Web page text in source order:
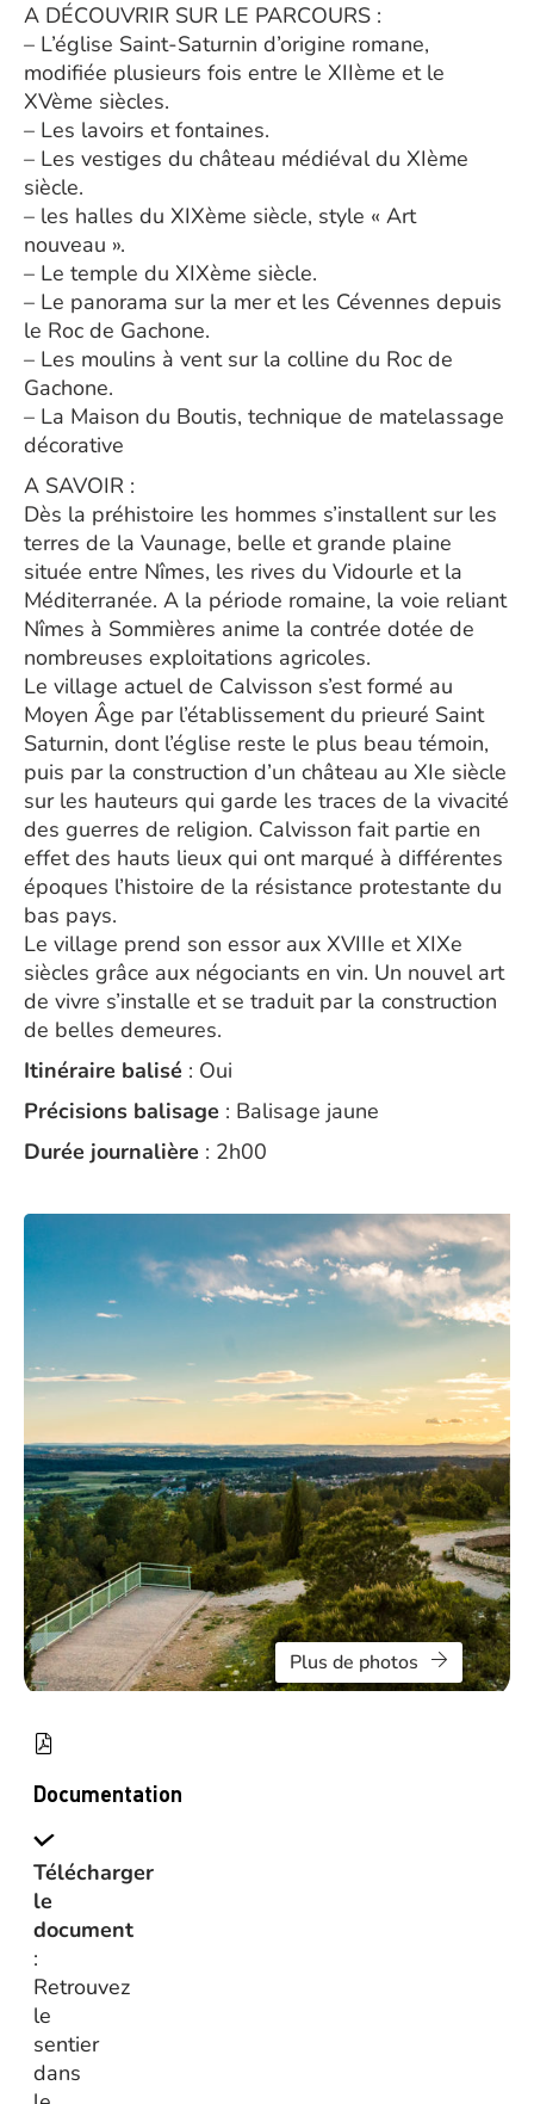
A DÉCOUVRIR SUR LE PARCOURS :
– L’église Saint-Saturnin d’origine romane,
modifiée plusieurs fois entre le XIIème et le
XVème siècles.
– Les lavoirs et fontaines.
– Les vestiges du château médiéval du XIème
siècle.
– les halles du XIXème siècle, style « Art
nouveau ».
– Le temple du XIXème siècle.
– Le panorama sur la mer et les Cévennes depuis
le Roc de Gachone.
– Les moulins à vent sur la colline du Roc de
Gachone.
– La Maison du Boutis, technique de matelassage
décorative
A SAVOIR :
Dès la préhistoire les hommes s’installent sur les
terres de la Vaunage, belle et grande plaine
située entre Nîmes, les rives du Vidourle et la
Méditerranée. A la période romaine, la voie reliant
Nîmes à Sommières anime la contrée dotée de
nombreuses exploitations agricoles.
Le village actuel de Calvisson s’est formé au
Moyen Âge par l’établissement du prieuré Saint
Saturnin, dont l’église reste le plus beau témoin,
puis par la construction d’un château au XIe siècle
sur les hauteurs qui garde les traces de la vivacité
des guerres de religion. Calvisson fait partie en
effet des hauts lieux qui ont marqué à différentes
époques l’histoire de la résistance protestante du
bas pays.
Le village prend son essor aux XVIIIe et XIXe
siècles grâce aux négociants en vin. Un nouvel art
de vivre s’installe et se traduit par la construction
de belles demeures.
Itinéraire balisé : Oui
Précisions balisage : Balisage jaune
Durée journalière : 2h00
Plus de photos
Documentation
Télécharger
le
document
:
Retrouvez
le
sentier
dans